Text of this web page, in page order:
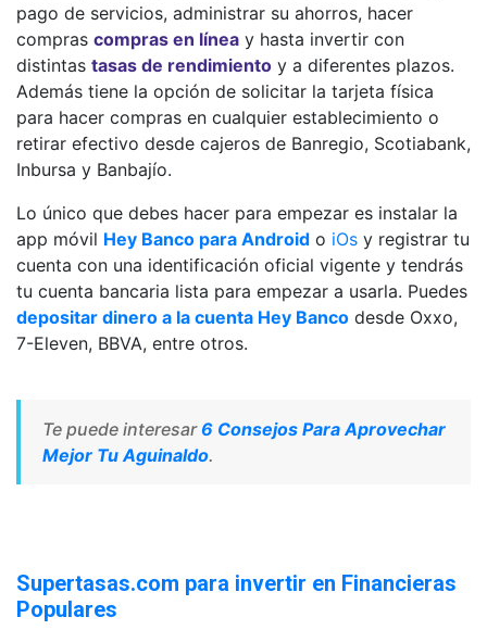
pago de servicios, administrar su ahorros, hacer
compras compras en línea y hasta invertir con
distintas tasas de rendimiento y a diferentes plazos.
Además tiene la opción de solicitar la tarjeta física
para hacer compras en cualquier establecimiento o
retirar efectivo desde cajeros de Banregio, Scotiabank,
Inbursa y Banbajío.
Lo único que debes hacer para empezar es instalar la
app móvil Hey Banco para Android o iOs y registrar tu
cuenta con una identificación oficial vigente y tendrás
tu cuenta bancaria lista para empezar a usarla. Puedes
depositar dinero a la cuenta Hey Banco desde Oxxo,
7-Eleven, BBVA, entre otros.
Te puede interesar6 Consejos Para Aprovechar
Mejor Tu Aguinaldo.
Supertasas.com para invertir en Financieras
Populares